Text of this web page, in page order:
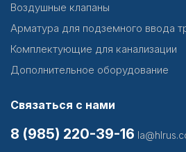
Воздушные клапаны
Арматура для подземного ввода
Комплектующие для канализации
Дополнительное оборудование
Связаться с нами
8 (985) 220-39-16